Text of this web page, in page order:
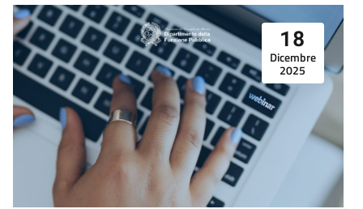
18
Dicembre
2025